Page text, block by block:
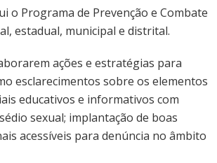
o Programa de Prevenção e Combate
estadual, municipal e distrital.
ações e estratégias para
esclarecimentos sobre os elementos
educativos e informativos com
sexual; implantação de boas
acessíveis para denúncia no âmbito